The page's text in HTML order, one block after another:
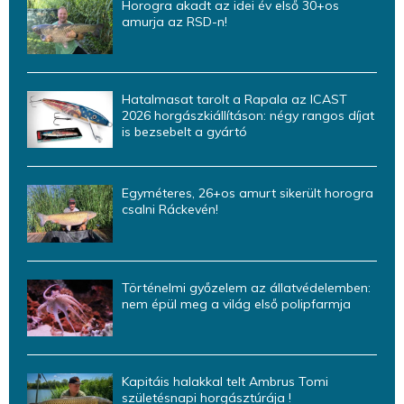
Horogra akadt az idei év első 30+os
amurja az RSD-n!
Hatalmasat tarolt a Rapala az ICAST
2026 horgászkiállításon: négy rangos díjat
is bezsebelt a gyártó
Egyméteres, 26+os amurt sikerült horogra
csalni Ráckevén!
Történelmi győzelem az állatvédelemben:
nem épül meg a világ első polipfarmja
Kapitáis halakkal telt Ambrus Tomi
születésnapi horgásztúrája !